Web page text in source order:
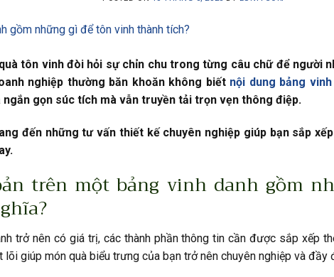
tôn vinh đòi hỏi sự chỉn chu trong từng câu chữ để người
nghiệp thường băn khoăn không biết nội dung bảng
gọn súc tích mà vẫn truyền tải trọn vẹn thông điệp.
đến những tư vấn thiết kế chuyên nghiệp giúp bạn sắp
trên một bảng vinh danh gồm
trở nên có giá trị, các thành phần thông tin cần được sắp xếp
lõi giúp món quà biểu trưng của bạn trở nên chuyên nghiệp và đầy